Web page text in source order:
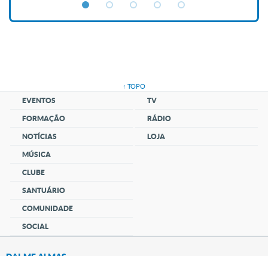
↑ TOPO
EVENTOS
FORMAÇÃO
NOTÍCIAS
MÚSICA
CLUBE
SANTUÁRIO
COMUNIDADE
SOCIAL
TV
RÁDIO
LOJA